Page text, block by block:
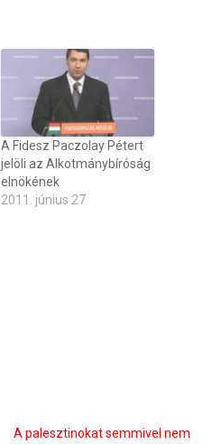
A Fidesz Paczolay Pétert
jelöli az Alkotmánybíróság
elnökének
2011. június 27
A palesztinokat semmivel nem